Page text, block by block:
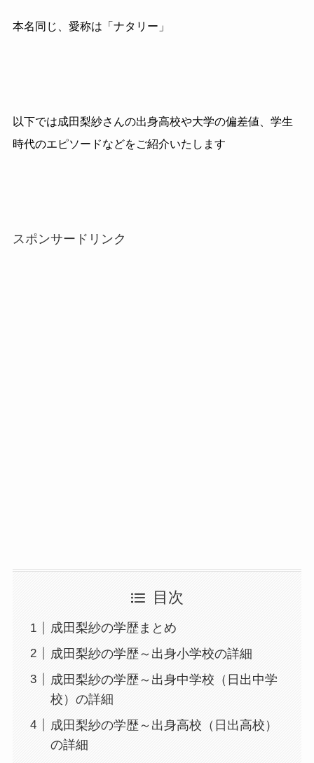
本名同じ、愛称は「ナタリー」
以下では成田梨紗さんの出身高校や大学の偏差値、学生
時代のエピソードなどをご紹介いたします
スポンサードリンク
目次
成田梨紗の学歴まとめ
成田梨紗の学歴～出身小学校の詳細
成田梨紗の学歴～出身中学校（日出中学
校）の詳細
成田梨紗の学歴～出身高校（日出高校）
の詳細